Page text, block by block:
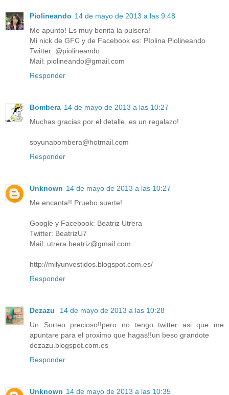
Piolineando 14 de mayo de 2013 a las 9:48
Me apunto! Es muy bonita la pulsera!
Mi nick de GFC y de Facebook es: PIolina Piolineando
Twitter: @piolineando
Mail: piolineando@gmail.com
Responder
Bombera 14 de mayo de 2013 a las 10:27
Muchas gracias por el detalle, es un regalazo!
soyunabombera@hotmail.com
Responder
Unknown 14 de mayo de 2013 a las 10:27
Me encanta!! Pruebo suerte!
Google y Facebook: Beatriz Utrera
Twitter: BeatrizU7
Mail: utrera.beatriz@gmail.com
http://milyunvestidos.blogspot.com.es/
Responder
Dezazu
14 de mayo de 2013 a las 10:28
Un Sorteo precioso!!pero no tengo twitter asi que me
apuntare para el proximo que hagas!!un beso grandote
dezazu.blogspot.com.es
Responder
Unknown 14 de mayo de 2013 a las 10:35